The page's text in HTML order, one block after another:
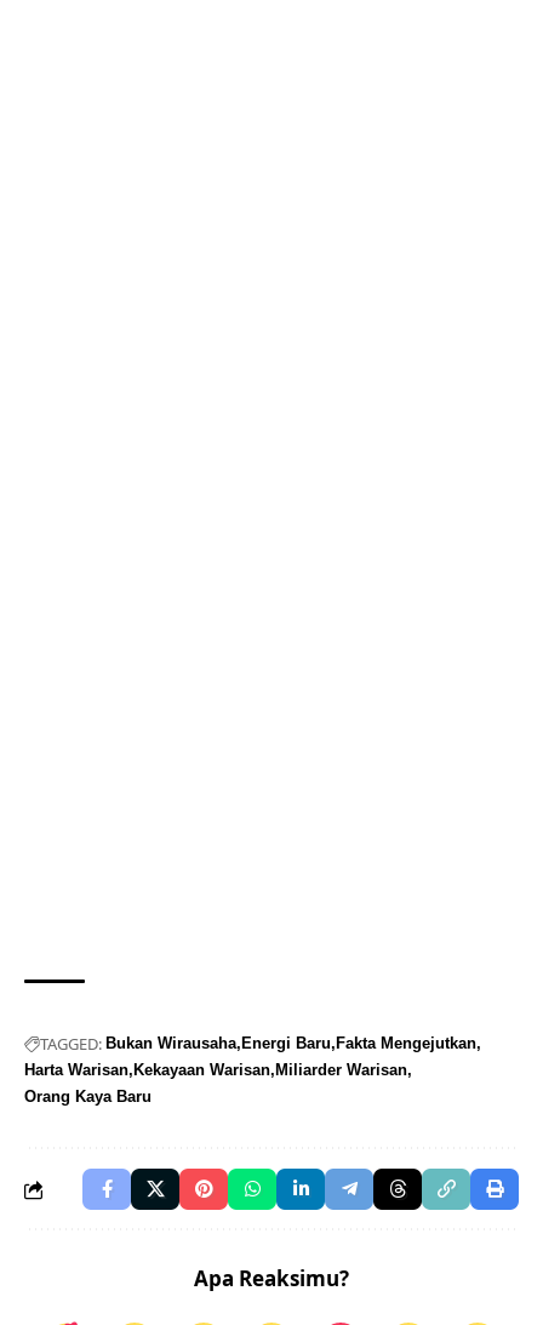
TAGGED: Bukan Wirausaha Energi Baru Fakta Mengejutkan
Harta Warisan Kekayaan Warisan Miliarder Warisan
Orang Kaya Baru
Apa Reaksimu?